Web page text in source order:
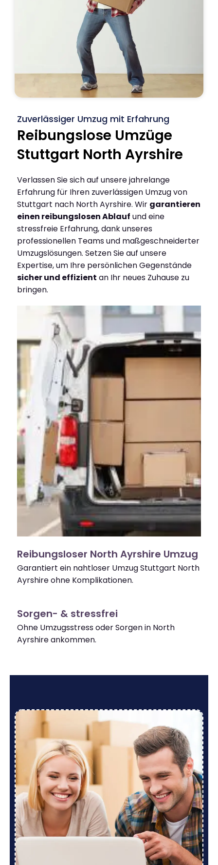
Zuverlässiger Umzug mit Erfahrung
Reibungslose Umzüge
Stuttgart North Ayrshire
Verlassen Sie sich auf unsere jahrelange
Erfahrung für Ihren zuverlässigen Umzug von
Stuttgart nach North Ayrshire. Wir garantieren
einen reibungslosen Ablauf und eine
stressfreie Erfahrung, dank unseres
professionellen Teams und maßgeschneiderter
Umzugslösungen. Setzen Sie auf unsere
Expertise, um Ihre persönlichen Gegenstände
sicher und effizient an Ihr neues Zuhause zu
bringen.
Reibungsloser North Ayrshire Umzug
Garantiert ein nahtloser Umzug Stuttgart North
Ayrshire ohne Komplikationen.
Sorgen- & stressfrei
Ohne Umzugsstress oder Sorgen in North
Ayrshire ankommen.